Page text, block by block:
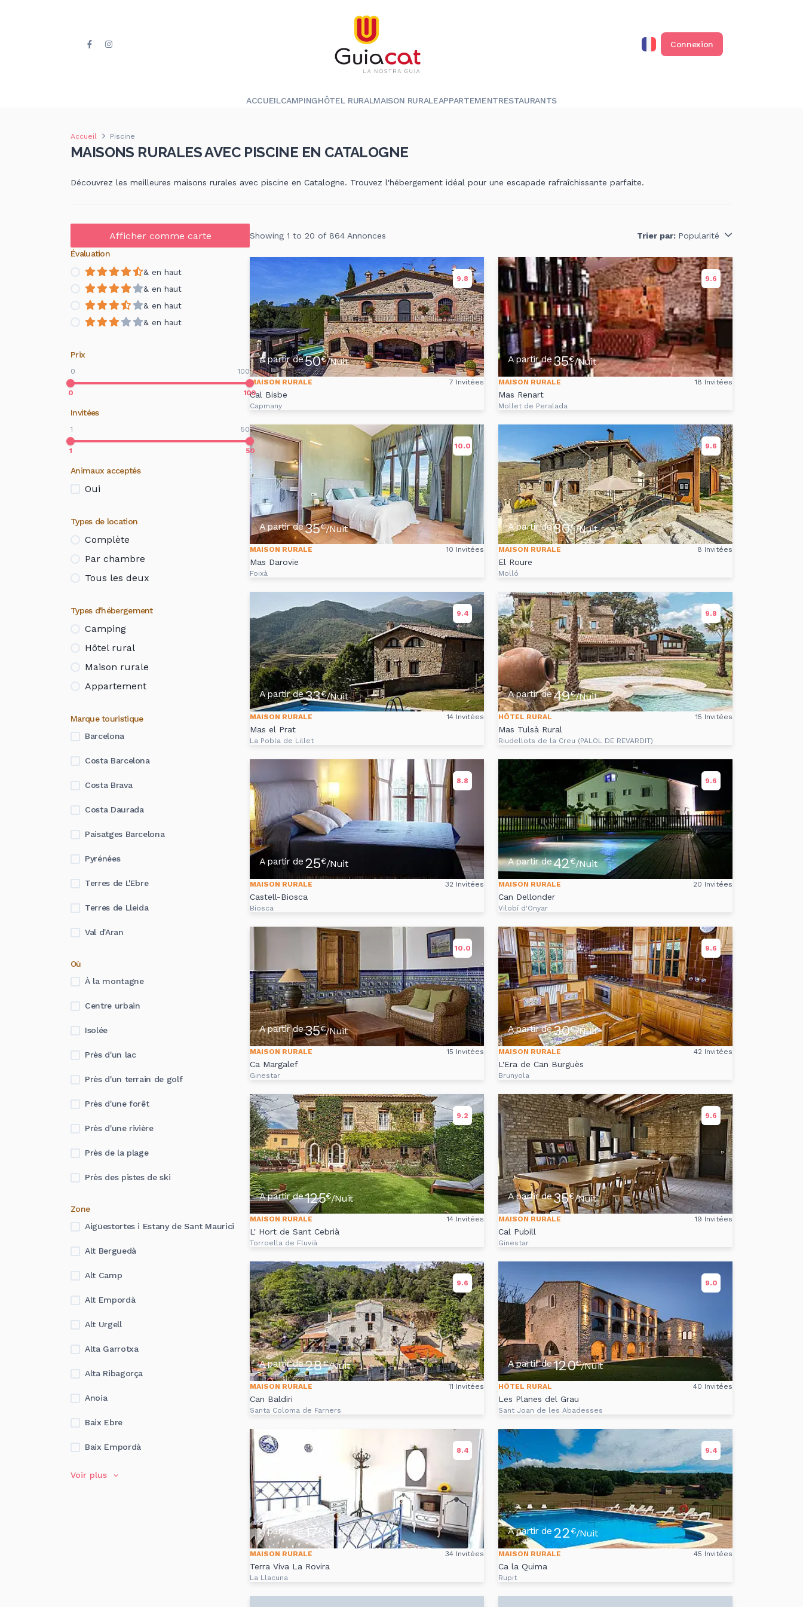
Connexion
ACCUEILCAMPINGHÔTEL RURALMAISON RURALEAPPARTEMENTRESTAURANTS
Accueil Piscine
MAISONS RURALES AVEC PISCINE EN CATALOGNE
Découvrez les meilleures maisons rurales avec piscine en Catalogne. Trouvez l'hébergement idéal pour une escapade rafraîchissante parfaite.
Afficher comme carte
Évaluation
& en haut
& en haut
& en haut
& en haut
Prix
0 100
0 100
Invitées
1 50
1 50
Animaux acceptés
Oui
Types de location
Complète
Par chambre
Tous les deux
Types d'hébergement
Camping
Hôtel rural
Maison rurale
Appartement
Marque touristique
Barcelona
Costa Barcelona
Costa Brava
Costa Daurada
Paisatges Barcelona
Pyrénées
Terres de L'Ebre
Terres de Lleida
Val d'Aran
Où
À la montagne
Centre urbain
Isolée
Près d'un lac
Près d'un terrain de golf
Près d'une forêt
Près d'une rivière
Près de la plage
Près des pistes de ski
Zone
Aigüestortes i Estany de Sant Maurici
Alt Berguedà
Alt Camp
Alt Empordà
Alt Urgell
Alta Garrotxa
Alta Ribagorça
Anoia
Baix Ebre
Baix Empordà
Voir plus
Showing 1 to 20 of 864 Annonces Trier par: Popularité
9.8
A partir de50€/Nuit
MAISON RURALE 7 Invitées
Cal Bisbe
Capmany
9.6
A partir de 35€/Nuit
MAISON RURALE 18 Invitées
Mas Renart
Mollet de Peralada
10.0
A partir de35€/Nuit
MAISON RURALE 10 Invitées
Mas Darovie
Foixà
9.6
A partir de30€/Nuit
MAISON RURALE 8 Invitées
El Roure
Molló
9.4
A partir de33€/Nuit
MAISON RURALE 14 Invitées
Mas el Prat
La Pobla de Lillet
9.8
A partir de49€/Nuit
HÔTEL RURAL 15 Invitées
Mas Tulsà Rural
Riudellots de la Creu (PALOL DE REVARDIT)
8.8
A partir de 25€/Nuit
MAISON RURALE 32 Invitées
Castell-Biosca
Biosca
9.6
A partir de42€/Nuit
MAISON RURALE 20 Invitées
Can Dellonder
Vilobí d'Onyar
10.0
A partir de35€/Nuit
MAISON RURALE 15 Invitées
Ca Margalef
Ginestar
9.6
A partir de30€/Nuit
MAISON RURALE 42 Invitées
L'Era de Can Burguès
Brunyola
9.2
A partir de125€/Nuit
MAISON RURALE 14 Invitées
L' Hort de Sant Cebrià
Torroella de Fluvià
9.6
A partir de35€/Nuit
MAISON RURALE 19 Invitées
Cal Pubill
Ginestar
9.6
A partir de28€/Nuit
MAISON RURALE 11 Invitées
Can Baldiri
Santa Coloma de Farners
9.0
A partir de120€/Nuit
HÔTEL RURAL 40 Invitées
Les Planes del Grau
Sant Joan de les Abadesses
8.4
A partir de17€/Nuit
MAISON RURALE 34 Invitées
Terra Viva La Rovira
La Llacuna
9.4
A partir de 22€/Nuit
MAISON RURALE 45 Invitées
Ca la Quima
Rupit